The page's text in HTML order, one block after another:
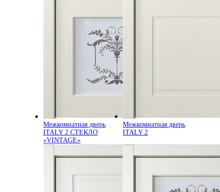
Межкомнатная дверь
ITALY 2 СТЕКЛО
«VINTAGE»
Межкомнатная дверь
ITALY 2